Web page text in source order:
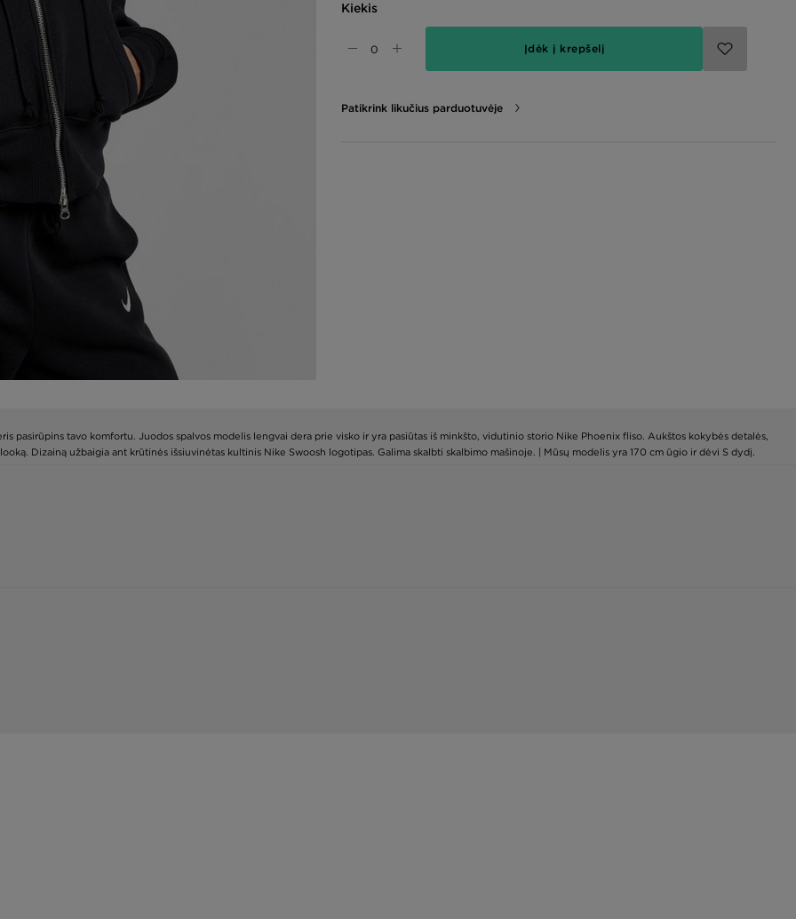
Kiekis
Įdėk į krepšelį
Patikrink likučius parduotuvėje
pasirūpins tavo komfortu. Juodos spalvos modelis lengvai dera prie visko ir yra pasiūtas iš minkšto, vidutinio storio Nike Phoenix fliso. Aukštos kokybės detalės,
Dizainą užbaigia ant krūtinės išsiuvinėtas kultinis Nike Swoosh logotipas. Galima skalbti skalbimo mašinoje. | Mūsų modelis yra 170 cm ūgio ir dėvi S dydį.